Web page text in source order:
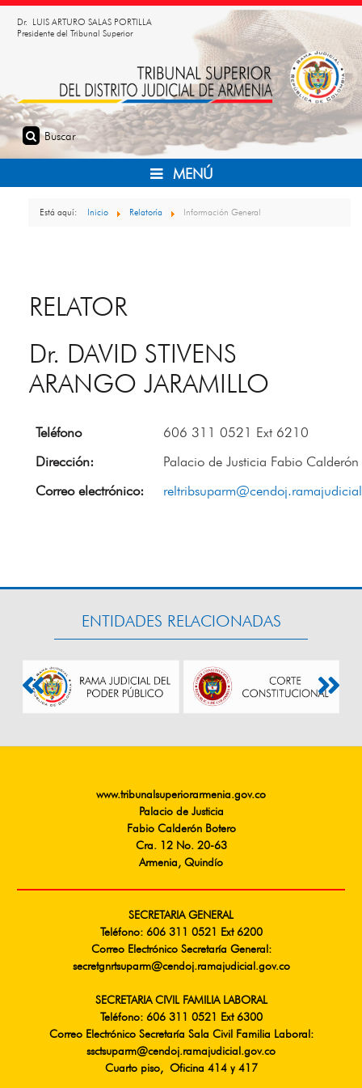
Dr. LUIS ARTURO SALAS PORTILLA
Presidente del Tribunal Superior
MENÚ
Está aquí: Inicio Relatoría Información General
RELATOR
Dr. DAVID STIVENS
ARANGO JARAMILLO
Teléfono 606 311 0521 Ext 6210
Dirección: Palacio de Justicia Fabio
Correo electrónico:
ENTIDADES RELACIONADAS
www.tribunalsuperiorarmenia.gov.co
Palacio de Justicia
Fabio Calderón Botero
Cra. 12 No. 20-63
Armenia, Quindío
SECRETARIA GENERAL
Teléfono: 606 311 0521 Ext 6200
Correo Electrónico Secretaría General:
secretgnrtsuparm@cendoj.ramajudicial.gov.co
SECRETARIA CIVIL FAMILIA LABORAL
Teléfono: 606 311 0521 Ext 6300
Correo Electrónico Secretaría Sala Civil Familia Laboral:
ssctsuparm@cendoj.ramajudicial.gov.co
Cuarto piso, Oficina 414 y 417